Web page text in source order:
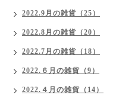
2022.9月の雑貨（25）
2022.8月の雑貨（20）
2022.7月の雑貨（18）
2022.６月の雑貨（9）
2022.４月の雑貨（14）